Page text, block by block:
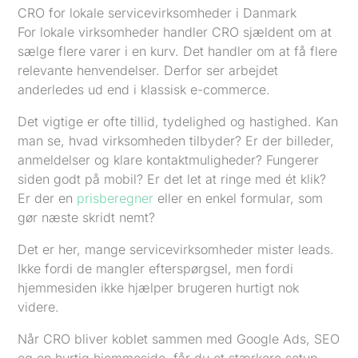
CRO for lokale servicevirksomheder i Danmark
For lokale virksomheder handler CRO sjældent om at
sælge flere varer i en kurv. Det handler om at få flere
relevante henvendelser. Derfor ser arbejdet
anderledes ud end i klassisk e-commerce.
Det vigtige er ofte tillid, tydelighed og hastighed. Kan
man se, hvad virksomheden tilbyder? Er der billeder,
anmeldelser og klare kontaktmuligheder? Fungerer
siden godt på mobil? Er det let at ringe med ét klik?
Er der en prisberegner eller en enkel formular, som
gør næste skridt nemt?
Det er her, mange servicevirksomheder mister leads.
Ikke fordi de mangler efterspørgsel, men fordi
hjemmesiden ikke hjælper brugeren hurtigt nok
videre.
Når CRO bliver koblet sammen med Google Ads, SEO